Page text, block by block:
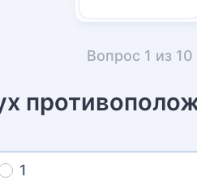
Вопрос 1 из 10
1